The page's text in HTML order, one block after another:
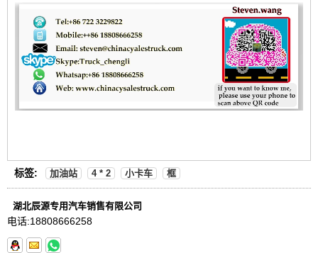
标签: 加油站 4 * 2 小卡车 框
湖北辰源专用汽车销售有限公司
电话:18808666258